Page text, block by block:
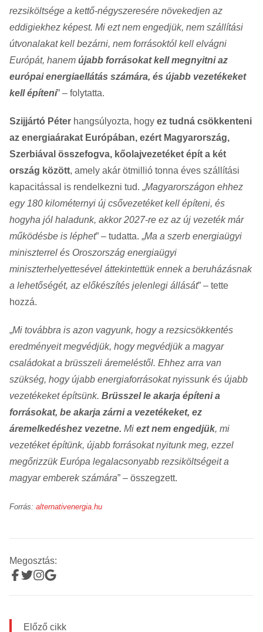
rezsiköltsége a kettő-négyszeresére növekedjen az
eddigiekhez képest. Mi ezt nem engedjük, nem szállítási
útvonalakat kell bezárni, nem forrásoktól kell elvágni
Európát, hanem újabb forrásokat kell megnyitni az
európai energiaellátás számára, és újabb vezetékeket
kell építeni” – folytatta.
Szijjártó Péter hangsúlyozta, hogy ez tudná csökkenteni
az energiaárakat Európában, ezért Magyarország,
Szerbiával összefogva, kőolajvezetéket épít a két
ország között, amely akár ötmillió tonna éves szállítási
kapacitással is rendelkezni tud. „Magyarországon ehhez
egy 180 kilométernyi új csővezetéket kell építeni, és
hogyha jól haladunk, akkor 2027-re ez az új vezeték már
működésbe is léphet” – tudatta. „Ma a szerb energiaügyi
miniszterrel és Oroszország energiaügyi
miniszterhelyettesével áttekintettük ennek a beruházásnak
a lehetőségét, az előkészítés jelenlegi állását” – tette
hozzá.
„Mi továbbra is azon vagyunk, hogy a rezsicsökkentés
eredményeit megvédjük, hogy megvédjük a magyar
családokat a brüsszeli áremeléstől. Ehhez arra van
szükség, hogy újabb energiaforrásokat nyissunk és újabb
vezetékeket építsünk. Brüsszel le akarja építeni a
forrásokat, be akarja zárni a vezetékeket, ez
áremelkedéshez vezetne. Mi ezt nem engedjük, mi
vezetéket építünk, újabb forrásokat nyitunk meg, ezzel
megőrizzük Európa legalacsonyabb rezsiköltségeit a
magyar emberek számára” – összegzett.
Forrás: alternativenergia.hu
Megosztás:
Előző cikk